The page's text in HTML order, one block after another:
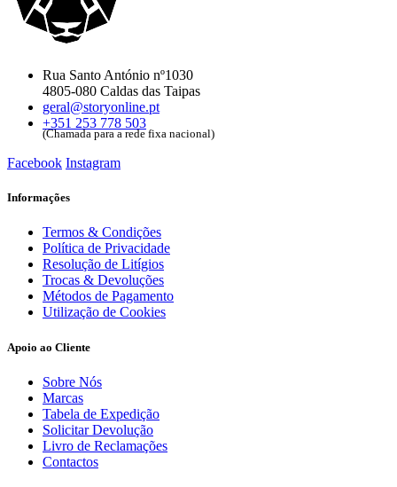
Rua Santo António nº1030
4805-080 Caldas das Taipas
geral@storyonline.pt
+351 253 778 503
(Chamada para a rede fixa nacional)
Facebook Instagram
Informações
Termos & Condições
Política de Privacidade
Resolução de Litígios
Trocas & Devoluções
Métodos de Pagamento
Utilização de Cookies
Apoio ao Cliente
Sobre Nós
Marcas
Tabela de Expedição
Solicitar Devolução
Livro de Reclamações
Contactos